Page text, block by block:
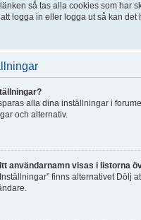
så tas alla cookies som har
logga in eller logga ut så kan
alla dina inställningar i
och alternativ.
användarnamn visas i listorna
finns alternativet